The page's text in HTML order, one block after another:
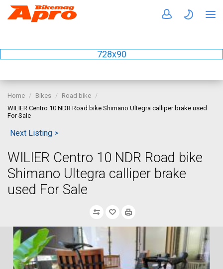
728x90
Home Bikes
Road bike
WILIER Centro 10 NDR Road bike Shimano Ultegra calliper brake used
For Sale
Next Listing >
WILIER Centro 10 NDR Road bike
Shimano Ultegra calliper brake
used For Sale